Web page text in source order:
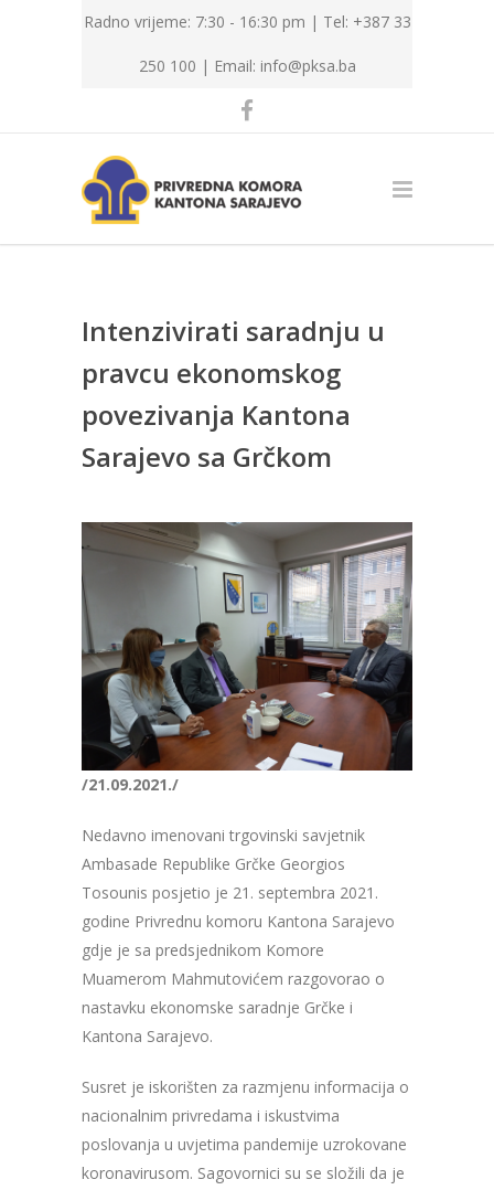
Radno vrijeme: 7:30 - 16:30 pm | Tel: +387 33
250 100 | Email: info@pksa.ba
Intenzivirati saradnju u
pravcu ekonomskog
povezivanja Kantona
Sarajevo sa Grčkom
/21.09.2021./
Nedavno imenovani trgovinski savjetnik
Ambasade Republike Grčke Georgios
Tosounis posjetio je 21. septembra 2021.
godine Privrednu komoru Kantona Sarajevo
gdje je sa predsjednikom Komore
Muamerom Mahmutovićem razgovorao o
nastavku ekonomske saradnje Grčke i
Kantona Sarajevo.
Susret je iskorišten za razmjenu informacija o
nacionalnim privredama i iskustvima
poslovanja u uvjetima pandemije uzrokovane
koronavirusom. Sagovornici su se složili da je